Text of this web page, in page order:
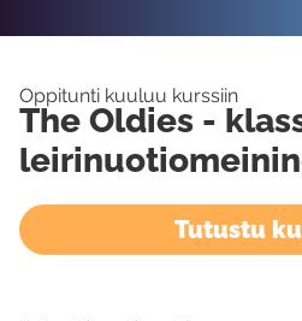
Oppitunti kuuluu kurssiin
The Oldies -
Tutustu